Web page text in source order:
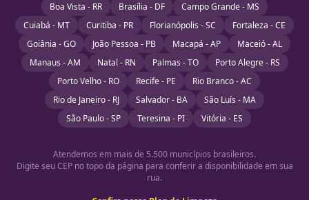
Boa Vista - RR
Brasília - DF
Campo Grande - MS
Cuiabá - MT
Curitiba - PR Florianópolis - SC
Fortaleza - CE
Goiânia - GO
João Pessoa - PB Macapá - AP
Maceió - AL
Manaus - AM
Natal - RN Palmas - TO
Porto Alegre - RS
Porto Velho - RO
Recife - PE
Rio Branco - AC
Rio de Janeiro - RJ
Salvador - BA
São Luís - MA
São Paulo - SP
Teresina - PI Vitória - ES
Atendemos em mais de 5.500 municípios brasileiros.
Digite seu CEP no topo da página para conferir a disponibilidade em sua
rua.